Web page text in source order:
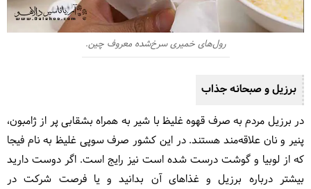
رول‌های خمیری سرخ‌شده معروف چین.
برزیل و صبحانه جذاب
در برزیل مردم به صرف قهوه غلیظ با شیر به همراه بشقابی پر از ژامبون،
پنیر و نان علاقه‌مند هستند. در این کشور صرف سوپی غلیظ به نام فیجا
که از لوبیا و گوشت درست شده است نیز رایج است. اگر دوست دارید
بیشتر درباره برزیل و غذاهای آن بدانید و یا فرصت شرکت در